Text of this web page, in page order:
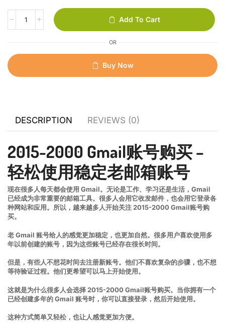
Add To Cart
OR
Buy Now
DESCRIPTION REVIEWS (0)
2015-2000 Gmail账号购买 –
轻松使用稳定老邮箱账号
现在很多人每天都会使用 Gmail。无论是工作、学习还是生活，Gmail
已经成为非常重要的邮箱工具。很多人会用它收发邮件，也会用它登录各
种网站和应用。所以，越来越多人开始关注 2015-2000 Gmail账号购
买。
老 Gmail 账号给人的感觉更加稳定，也更加自然。很多用户喜欢使用多
年以前创建的账号，因为这些账号已经存在很长时间。
但是，有些人不想花时间去注册新账号。他们不喜欢复杂的步骤，也不想
等待验证过程。他们更希望可以马上开始使用。
这就是为什么很多人会选择 2015-2000 Gmail账号购买。当你拥有一个
已经创建多年的 Gmail 账号时，你可以直接登录，然后开始使用。
这种方式简单又轻松，也让人感觉更加方便。